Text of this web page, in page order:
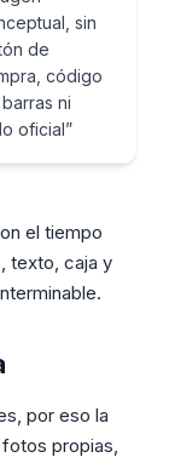
sin
de
código
ni
oficial”
el tiempo
texto, caja y
por eso la
propias,